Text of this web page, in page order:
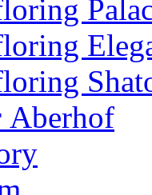
Aberhof